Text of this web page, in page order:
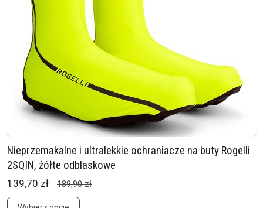
Nieprzemakalne i ultralekkie ochraniacze na buty Rogelli
2SQIN, żółte odblaskowe
139,70 zł 189,90 zł